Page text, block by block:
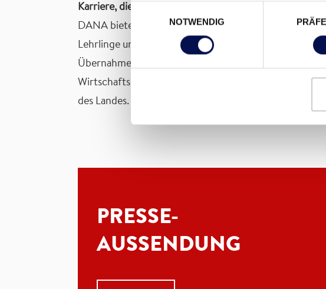
Einwilligungsauswahl
NOTWENDIG
Karriere, die Türen öffnet​
DANA bietet spannende Lehrberufe, umfangreiche
Lehrlinge unterstützt Österreichs beliebtester
Übernahme der Internatskosten für die Berufsschule
Wirtschaftskammer Österreich wiederholt als
des Landes. Der heimische Türenexperte bietet
PRESSE-
AUSSENDUNG